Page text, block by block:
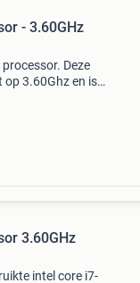
- 3.60GHz
Deze
op 3.60Ghz en is
3.60GHz
intel core i7-